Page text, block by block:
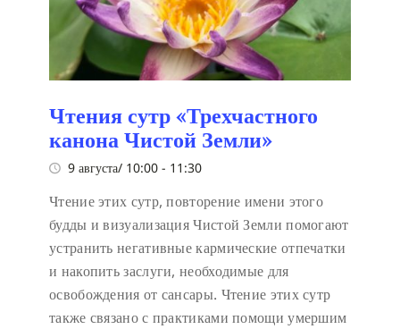
Чтения сутр «Трехчастного
канона Чистой Земли»
9 августа/ 10:00 - 11:30
Чтение этих сутр, повторение имени этого
будды и визуализация Чистой Земли помогают
устранить негативные кармические отпечатки
и накопить заслуги, необходимые для
освобождения от сансары. Чтение этих сутр
также связано с практиками помощи умершим